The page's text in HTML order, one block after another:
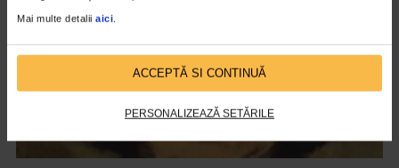
Mai multe detalii aici.
ACCEPTĂ SI CONTINUĂ
PERSONALIZEAZĂ SETĂRILE